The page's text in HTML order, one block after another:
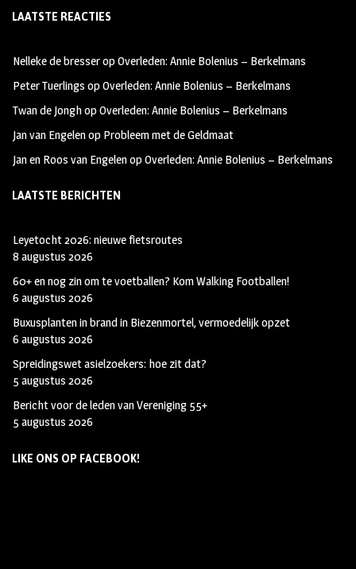
b
oo
k
ag
m
tt
LAATSTE REACTIES
Nelleke de bresseropOverleden: Annie Bolenius – Berkelmans
Peter Tuerlings opOverleden: Annie Bolenius – Berkelmans
Twan de JonghopOverleden: Annie Bolenius – Berkelmans
Jan van Engelenop Probleem met de Geldmaat
Jan en Roos van EngelenopOverleden: Annie Bolenius – Berkelmans
LAATSTE BERICHTEN
Leyetocht 2026: nieuwe fietsroutes
8 augustus 2026
60+ en nog zin om te voetballen? Kom Walking Footballen!
6 augustus 2026
Buxusplanten in brand in Biezenmortel, vermoedelijk opzet
6 augustus 2026
Spreidingswet asielzoekers: hoe zit dat?
5 augustus 2026
Bericht voor de leden van Vereniging 55+
5 augustus 2026
LIKE ONS OP FACEBOOK!